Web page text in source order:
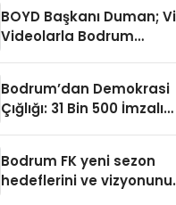
BOYD Başkanı Duman;
Videolarla Bodrum
Bodrum’dan Demokrasi
Çığlığı: 31 Bin 500 İmzalı
Bodrum FK yeni sezon
hedeflerini ve vizyonunu